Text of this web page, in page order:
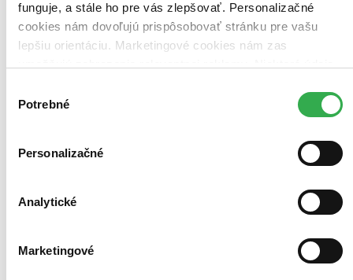
funguje, a stále ho pre vás zlepšovať. Personalizačné
cookies nám dovoľujú prispôsobovať stránku pre vašu
lepšiu orientáciu. Marketingové cookies nám zas
keby sme mohli používať všetky tieto cookies. Ďakujeme!
súhlasu
Potrebné
Personalizačné
Analytické
Marketingové